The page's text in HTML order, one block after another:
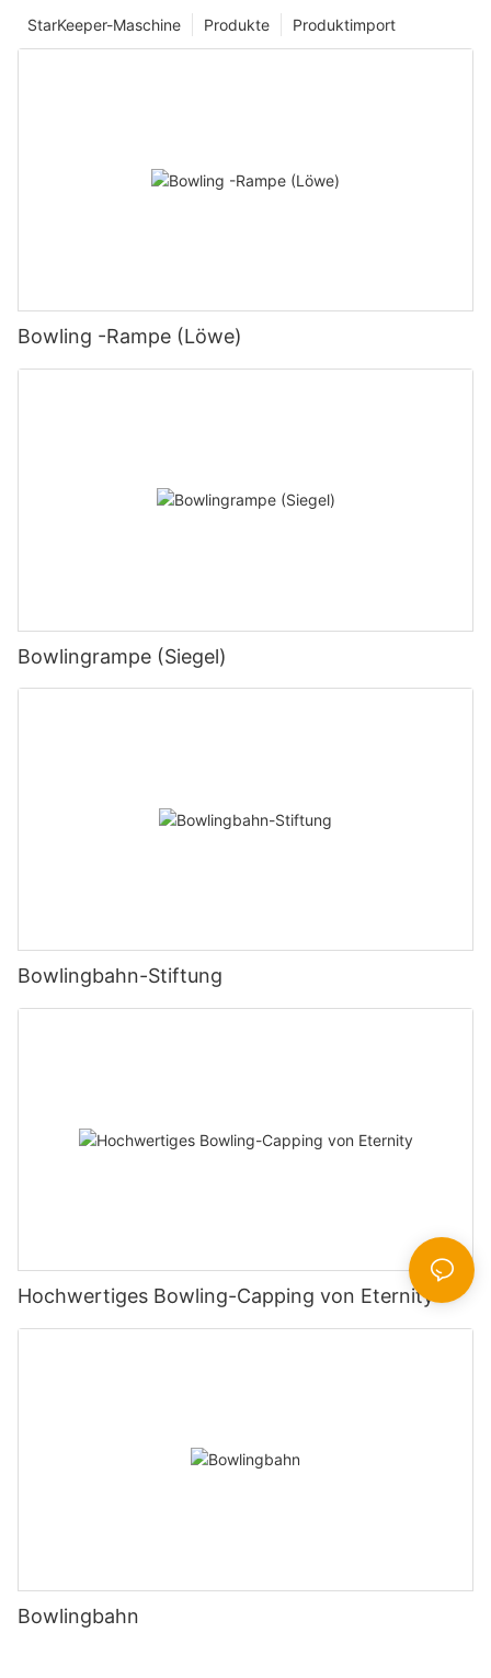
Produktimport
Produkte
StarKeeper-Maschine
Bowling -Rampe (Löwe)
Bowlingrampe (Siegel)
Bowlingbahn-Stiftung
Hochwertiges Bowling-Capping von Eternity
Bowlingbahn